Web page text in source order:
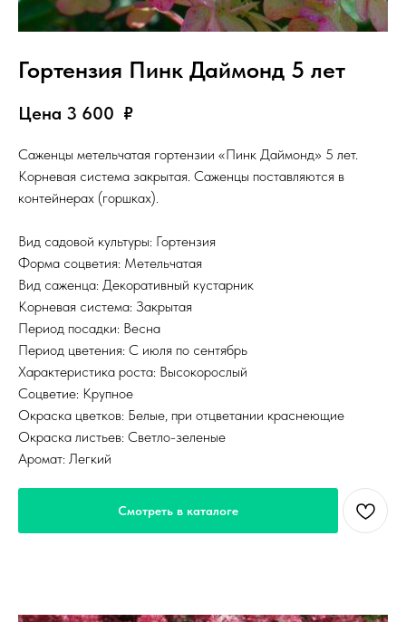
Гортензия Пинк Даймонд 5 лет
Цена 3 600 ₽
Саженцы метельчатая гортензии «Пинк Даймонд» 5 лет.
Корневая система закрытая. Саженцы поставляются в
контейнерах (горшках).
Вид садовой культуры: Гортензия
Форма соцветия: Метельчатая
Вид саженца: Декоративный кустарник
Корневая система: Закрытая
Период посадки: Весна
Период цветения: С июля по сентябрь
Характеристика роста: Высокорослый
Соцветие: Крупное
Окраска цветков: Белые, при отцветании краснеющие
Окраска листьев: Светло-зеленые
Аромат: Легкий
Смотреть в каталоге